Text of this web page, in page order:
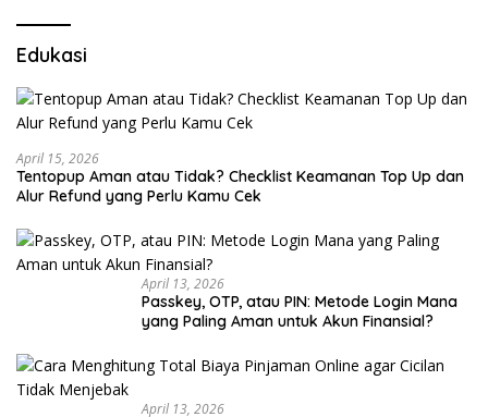
Edukasi
April 15, 2026
Tentopup Aman atau Tidak? Checklist Keamanan Top Up dan
Alur Refund yang Perlu Kamu Cek
April 13, 2026
Passkey, OTP, atau PIN: Metode Login Mana
yang Paling Aman untuk Akun Finansial?
April 13, 2026